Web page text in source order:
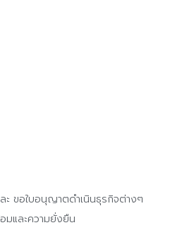
ะ ขอใบอนุญาตดำเนินธุรกิจต่างๆ
มและความยั่งยืน